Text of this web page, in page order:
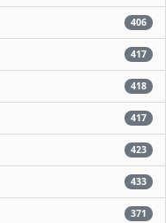
406
417
418
417
423
433
371